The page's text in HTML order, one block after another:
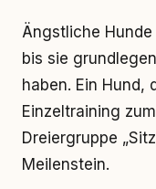
Ängstliche
bis sie
haben. Ein Hund,
Einzeltraining
Dreiergruppe
Meilenstein.